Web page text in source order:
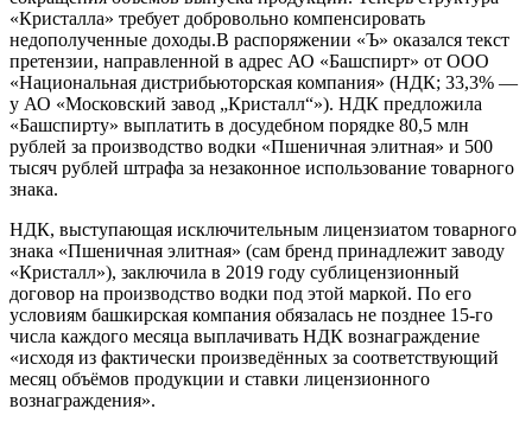
«Кристалла» требует добровольно компенсировать
недополученные доходы.В распоряжении «Ъ» оказался текст
претензии, направленной в адрес АО «Башспирт» от ООО
«Национальная дистрибьюторская компания» (НДК; 33,3% —
у АО «Московский завод „Кристалл“»). НДК предложила
«Башспирту» выплатить в досудебном порядке 80,5 млн
рублей за производство водки «Пшеничная элитная» и 500
тысяч рублей штрафа за незаконное использование товарного
знака.
НДК, выступающая исключительным лицензиатом товарного
знака «Пшеничная элитная» (сам бренд принадлежит заводу
«Кристалл»), заключила в 2019 году сублицензионный
договор на производство водки под этой маркой. По его
условиям башкирская компания обязалась не позднее 15-го
числа каждого месяца выплачивать НДК вознаграждение
«исходя из фактически произведённых за соответствующий
месяц объёмов продукции и ставки лицензионного
вознаграждения».